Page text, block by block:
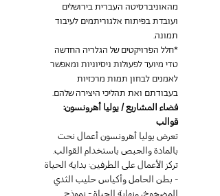
מהאוניברסיטה העברית בירושלים
ועובדת בפיתוח אלגוריתמים לעיבוד
תמונה.
*חלל הפרויקטים של הגלריה החדשה
טדי מיועד לפעולות ניסיוניות ומאפשר
לאמנים לבחון תמות מרכזיות
בעבודתם ואת תהליכי היצירה שלהם.
فضاء المشاريع / يوليا أهرونسون:
قوالب
تعرض يوليا أهرونسون أعمال نحت
بالمادة والجبص باستخدام القوالب.
تركز الأعمال على الطرفين: بداية الحياة
- بطن الحامل وأكياس حليب الثدي